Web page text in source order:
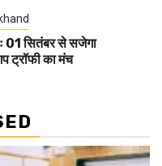
सितंबर से सजेगा
ट्रॉफी का मंच